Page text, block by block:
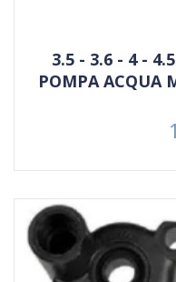
3.5 - 3.6 - 4 -
POMPA ACQUA